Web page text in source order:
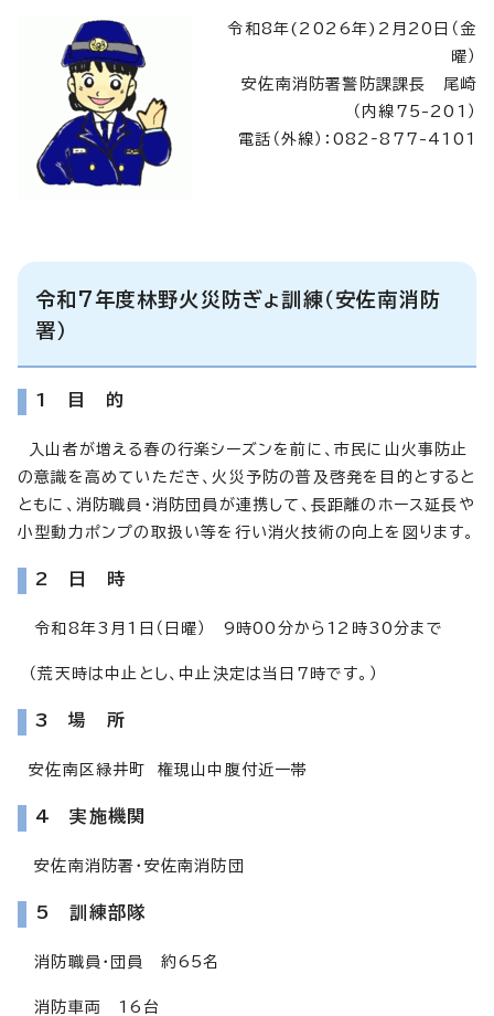
令和8年(2026年)2月20日（金
曜）
安佐南消防署警防課課長 尾崎
（内線75-201）
電話（外線）：082‐877-4101
令和7年度林野火災防ぎょ訓練（安佐南消防
署）
1 目 的
入山者が増える春の行楽シーズンを前に、市民に山火事防止
の意識を高めていただき、火災予防の普及啓発を目的とすると
ともに、消防職員・消防団員が連携して、長距離のホース延長や
小型動力ポンプの取扱い等を行い消火技術の向上を図ります。
2 日 時
令和8年3月1日（日曜） 9時00分から12時30分まで
（荒天時は中止とし、中止決定は当日7時です。）
3 場 所
安佐南区緑井町 権現山中腹付近一帯
4 実施機関
安佐南消防署・安佐南消防団
5 訓練部隊
消防職員・団員 約65名
消防車両 16台